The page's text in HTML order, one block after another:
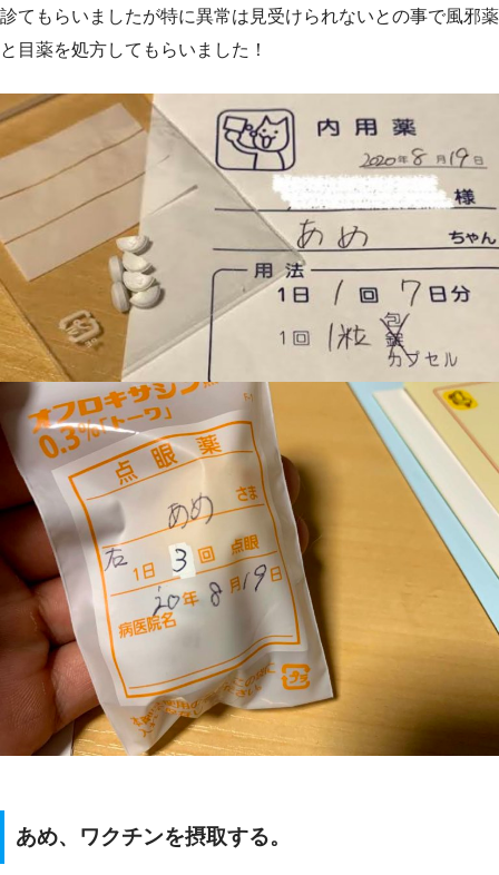
診てもらいましたが特に異常は見受けられないとの事で風邪薬
と目薬を処方してもらいました！
あめ、ワクチンを摂取する。